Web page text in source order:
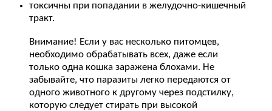
токсичны при попадании в желудочно-кишечный
тракт.
Внимание! Если у вас несколько питомцев,
необходимо обрабатывать всех, даже если
только одна кошка заражена блохами. Не
забывайте, что паразиты легко передаются от
одного животного к другому через подстилку,
которую следует стирать при высокой